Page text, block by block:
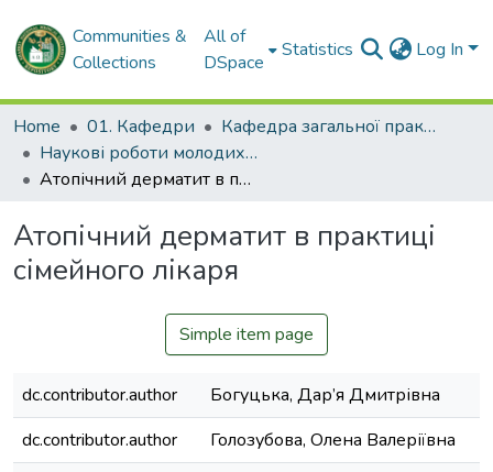
Communities &
Collections
All of
DSpace
Statistics Log In
Home 01. Кафедри
Кафедра загальної практики – сімейної медицини та внутрішніх хвороб
Наукові роботи молодих дослідників. Кафедра загальної практики – сімейної медицини та внутрішніх хвороб
Атопічний дерматит в практиці сімейного лікаря
Атопічний дерматит в практиці
сімейного лікаря
Simple item page
dc.contributor.author
Богуцька, Дар’я Дмитрівна
dc.contributor.author
Голозубова, Олена Валеріївна